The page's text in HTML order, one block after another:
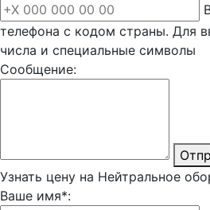
телефона с кодом страны. Для
числа и специальные символы
Сообщение:
Узнать цену на Нейтральное
Ваше имя*: